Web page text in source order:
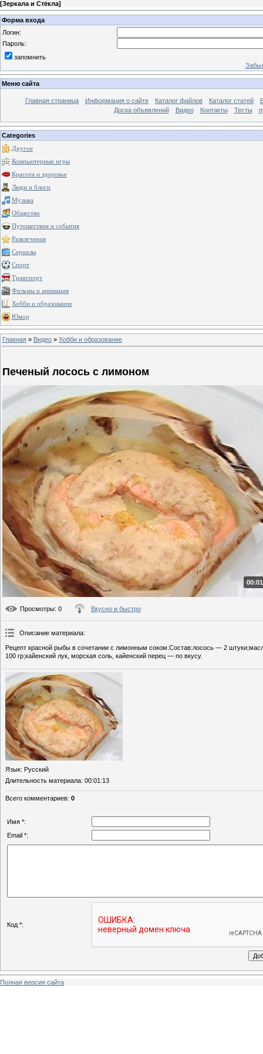
[Зеркала и Стёкла]
Форма входа
Логин:
Пароль:
запомнить
Меню сайта
Главная страница Информация о сайте Каталог файлов Каталог статей
Доска объявлений
Видео Контакты Тесты
Categories
Другое
Компьютерные игры
Красота и здоровье
Люди и блоги
Музыка
Общество
Путешествия и события
Развлечения
Сериалы
Спорт
Транспорт
Фильмы и анимация
Хобби и образование
Юмор
Главная » Видео » Хобби и образование
Печеный лосось с лимоном
Просмотры: 0 Вкусно и быстро
Описание материала:
Рецепт красной рыбы в сочетании с лимонным соком.Состав:лосось — 2
100 гр;кайенский лук, морская соль, кайенский перец — по вкусу.
Язык: Русский
Длительность материала: 00:01:13
Всего комментариев: 0
Имя *:
Email *:
Код *:
Полная версия сайта